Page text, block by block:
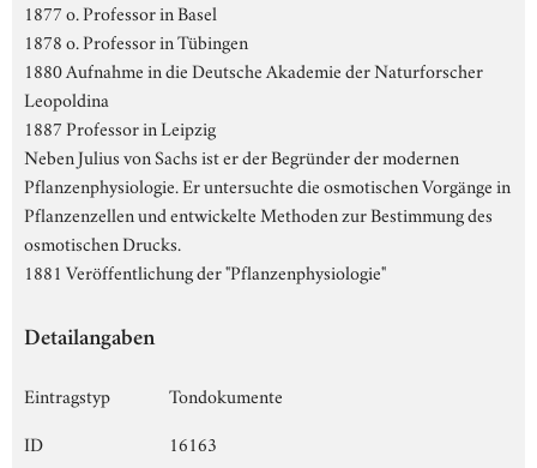
1877 o. Professor in Basel
1878 o. Professor in Tübingen
1880 Aufnahme in die Deutsche Akademie der Naturforscher
Leopoldina
1887 Professor in Leipzig
Neben Julius von Sachs ist er der Begründer der modernen
Pflanzenphysiologie. Er untersuchte die osmotischen Vorgänge in
Pflanzenzellen und entwickelte Methoden zur Bestimmung des
osmotischen Drucks.
1881 Veröffentlichung der "Pflanzenphysiologie"
Detailangaben
Eintragstyp
Tondokumente
ID
16163